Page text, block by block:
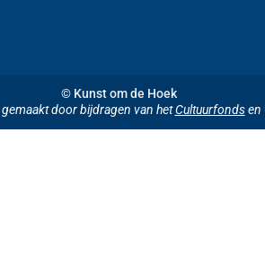
© Kunst om de Hoek
door bijdragen van hetCultuurfondsen